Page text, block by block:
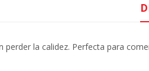
la calidez. Perfecta para